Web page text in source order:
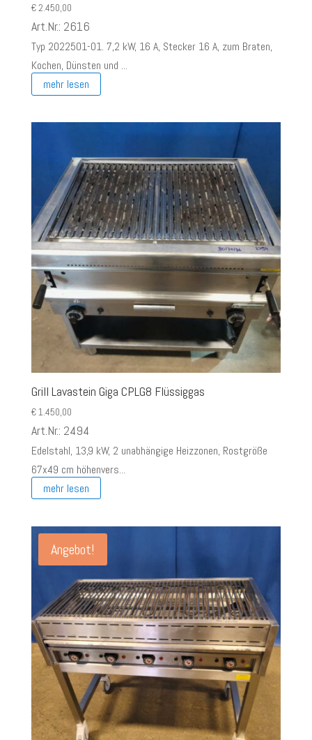
€2.450,00
Art.Nr.: 2616
Typ 2022501-01. 7,2 kW, 16 A, Stecker 16 A, zum Braten,
Kochen, Dünsten und ...
mehr lesen
Grill Lavastein Giga CPLG8 Flüssiggas
€1.450,00
Art.Nr.: 2494
Edelstahl, 13,9 kW, 2 unabhängige Heizzonen, Rostgröße
67x49 cm höhenvers...
mehr lesen
Angebot!